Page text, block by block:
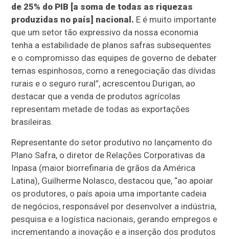
de 25% do PIB [a soma de todas as riquezas
produzidas no país] nacional. E é muito importante
que um setor tão expressivo da nossa economia
tenha a estabilidade de planos safras subsequentes
e o compromisso das equipes de governo de debater
temas espinhosos, como a renegociação das dívidas
rurais e o seguro rural”, acrescentou Durigan, ao
destacar que a venda de produtos agrícolas
representam metade de todas as exportações
brasileiras.
Representante do setor produtivo no lançamento do
Plano Safra, o diretor de Relações Corporativas da
Inpasa (maior biorrefinaria de grãos da América
Latina), Guilherme Nolasco, destacou que, “ao apoiar
os produtores, o país apoia uma importante cadeia
de negócios, responsável por desenvolver a indústria,
pesquisa e a logística nacionais, gerando empregos e
incrementando a inovação e a inserção dos produtos